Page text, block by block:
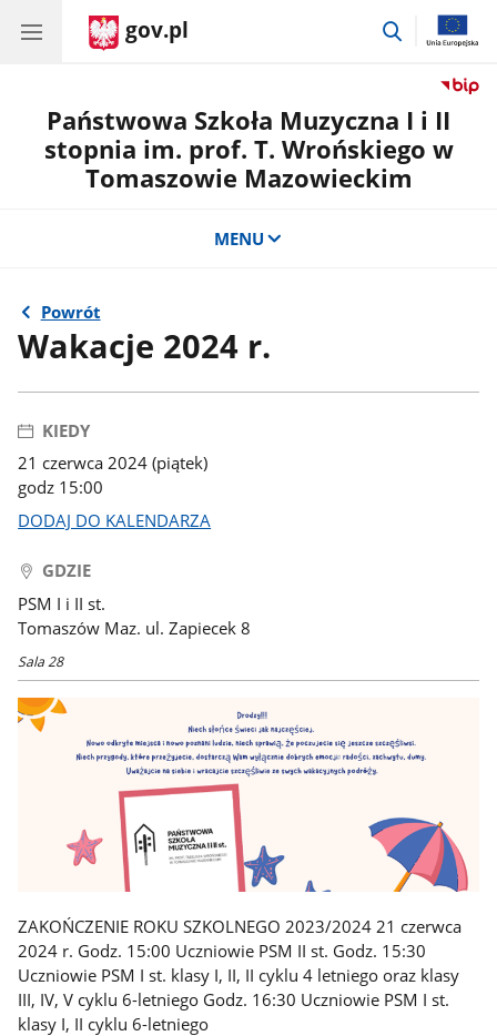
gov.pl
przejdź
Państwowa Szkoła Muzyczna I i II
stopnia im. prof. T. Wrońskiego w
Tomaszowie Mazowieckim
MENU
Powrót
Wakacje 2024 r.
KIEDY
21 czerwca 2024 (piątek)
godz 15:00
DODAJ DO KALENDARZA
GDZIE
PSM I i II st.
Tomaszów Maz. ul. Zapiecek 8
Sala 28
ZAKOŃCZENIE ROKU SZKOLNEGO 2023/2024 21 czerwca
2024 r. Godz. 15:00 Uczniowie PSM II st. Godz. 15:30
Uczniowie PSM I st. klasy I, II, II cyklu 4 letniego oraz klasy
III, IV, V cyklu 6-letniego Godz. 16:30 Uczniowie PSM I st.
klasy I, II cyklu 6-letniego